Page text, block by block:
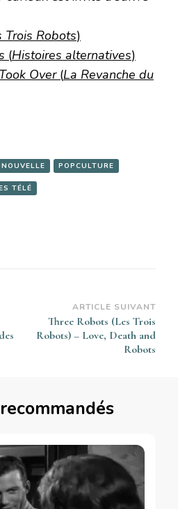
Trois Robots)
(Histoires alternatives)
Over(La Revanche du
NOUVELLE POPCULTURE
TÉLÉ
ARTICLE SUIVANT
Three Robots (Les Trois
Robots) – Love, Death and
Robots